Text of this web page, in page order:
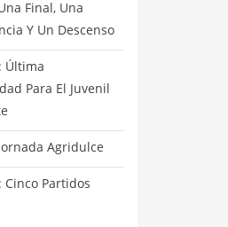
Final, Una
Y Un Descenso
Última
Para El Juvenil
Agridulce
Cinco Partidos